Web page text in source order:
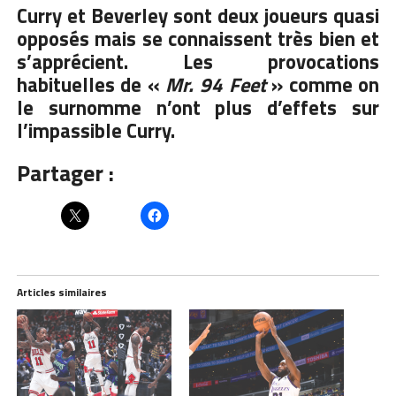
Curry et Beverley sont deux joueurs quasi
opposés mais se connaissent très bien et
s’apprécient. Les provocations
habituelles de « Mr. 94 Feet» comme on
le surnomme n’ont plus d’effets sur
l’impassible Curry.
Partager :
Articles similaires